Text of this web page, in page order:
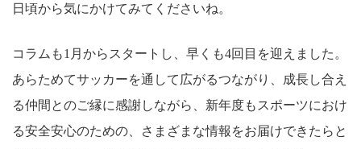
日頃から気にかけてみてくださいね。
コラムも1月からスタートし、早くも4回目を迎えました。
あらためてサッカーを通して広がるつながり、成長し合え
る仲間とのご縁に感謝しながら、新年度もスポーツにおけ
る安全安心のための、さまざまな情報をお届けできたらと